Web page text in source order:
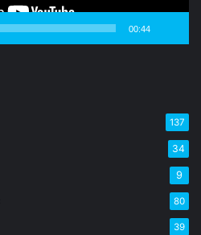
00:44
137
34
9
80
39